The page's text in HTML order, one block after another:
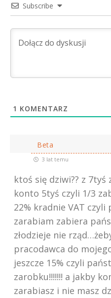
Subscribe
1 KOMENTARZ
Beta
3 lat temu
ktoś się dziwi?? z
konto 5tyś czyli 1/3
22% kradnie VAT czyli
zarabiam zabiera
złodzieje nie
pracodawca do
jeszcze 15% czyli
zarobku!!!!!!! a jakby
zarabiasz i nie masz